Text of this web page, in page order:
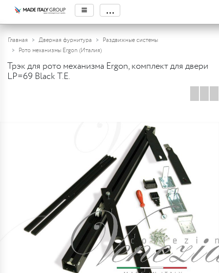
≡ ...
Главная Дверная фурнитура
Раздвижные системы
Рото механизмы Ergon (Италия)
Трэк для рото механизма Ergon, комплект для двери
LP=69 Black T.E.